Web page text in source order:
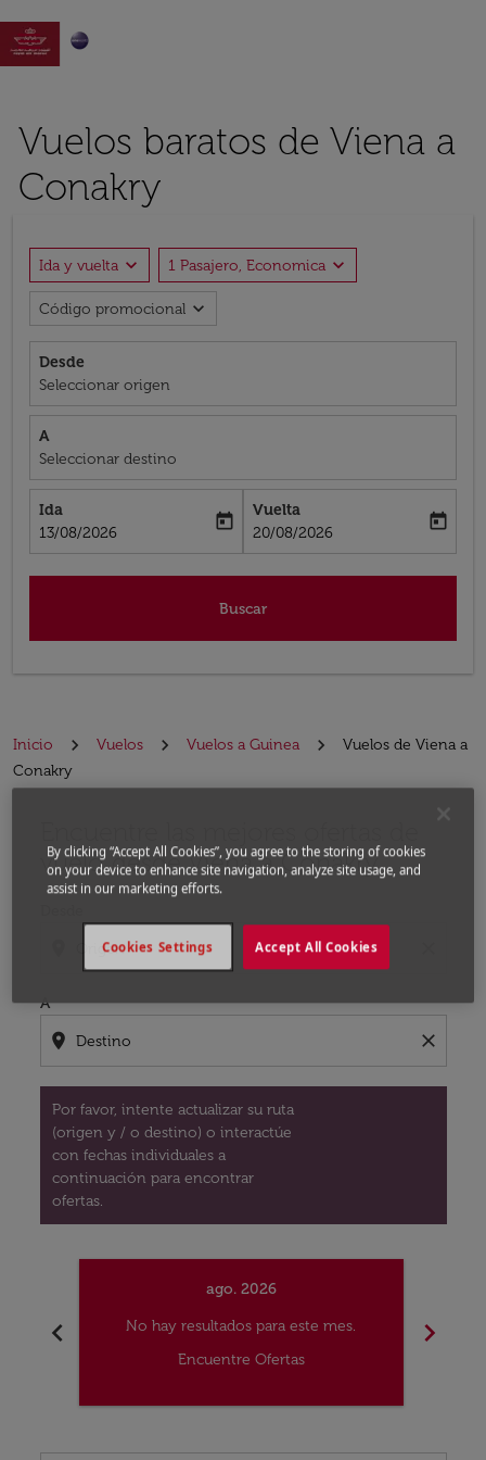

Vuelos baratos de Viena a
Conakry
Ida y vuelta expand_more 1 Pasajero, Economica expand_more
Código promocional expand_more
Desde
Seleccionar origen
A
Seleccionar destino
Ida
fc-booking-departure-date-aria-label
13/08/2026
today
Vuelta
fc-booking-return-date-aria-label
20/08/2026
today
Buscar
Inicio Vuelos Vuelos a Guinea
Vuelos de Viena a
Conakry
vuelo desde Viena a Conakry
A
location_on close
Por favor, intente actualizar su ruta
(origen y / o destino) o interactúe
con fechas individuales a
continuación para encontrar
ofertas.
chevron_left
ago. 2026
No hay resultados para este mes.
Encuentre Ofertas
chevron_right
By clicking “Accept All Cookies”, you agree to the storing of cookies
on your device to enhance site navigation, analyze site usage, and
assist in our marketing efforts.
Accept All Cookies
Cookies Settings